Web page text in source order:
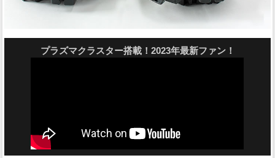
プラズマクラスター搭載！2023年最新ファン！